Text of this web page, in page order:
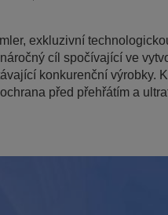
exkluzivní
cíl spočívající ve
konkurenční výrobky.
před přehřátím a